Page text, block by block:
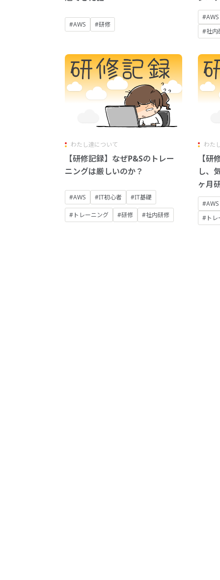
#AWS #研修
#AWS
#社内
わたし達について
【研修記録】なぜP&Sのトレー
ニングは厳しいのか？
#AWS #IT初心者 #IT基礎
#トレーニング #研修 #社内研修
わた
【
し、
ヶ月
#AWS
#トレ